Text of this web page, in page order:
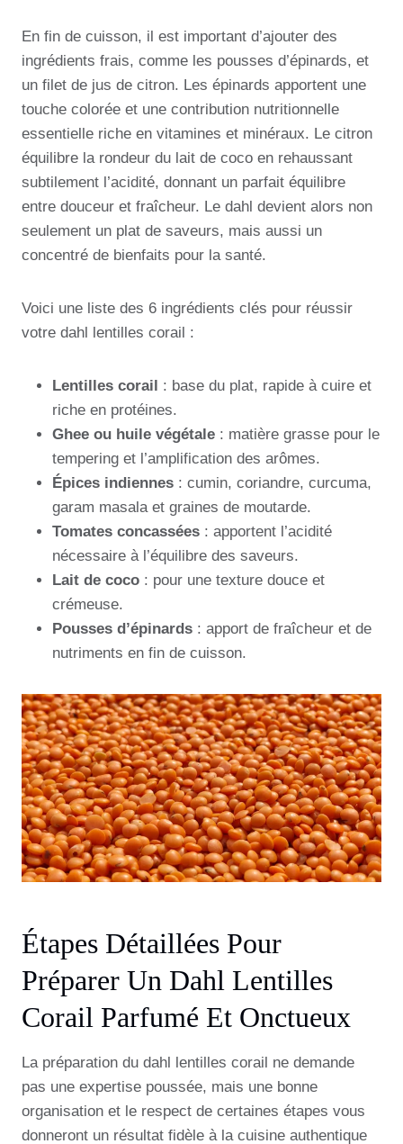
En fin de cuisson, il est important d’ajouter des
ingrédients frais, comme les pousses d’épinards, et
un filet de jus de citron. Les épinards apportent une
touche colorée et une contribution nutritionnelle
essentielle riche en vitamines et minéraux. Le citron
équilibre la rondeur du lait de coco en rehaussant
subtilement l’acidité, donnant un parfait équilibre
entre douceur et fraîcheur. Le dahl devient alors non
seulement un plat de saveurs, mais aussi un
concentré de bienfaits pour la santé.
Voici une liste des 6 ingrédients clés pour réussir
votre dahl lentilles corail :
Lentilles corail : base du plat, rapide à cuire et
riche en protéines.
Ghee ou huile végétale : matière grasse pour le
tempering et l’amplification des arômes.
Épices indiennes : cumin, coriandre, curcuma,
garam masala et graines de moutarde.
Tomates concassées : apportent l’acidité
nécessaire à l’équilibre des saveurs.
Lait de coco : pour une texture douce et
crémeuse.
Pousses d’épinards : apport de fraîcheur et de
nutriments en fin de cuisson.
Étapes Détaillées Pour
Préparer Un Dahl Lentilles
Corail Parfumé Et Onctueux
La préparation du dahl lentilles corail ne demande
pas une expertise poussée, mais une bonne
organisation et le respect de certaines étapes vous
donneront un résultat fidèle à la cuisine authentique